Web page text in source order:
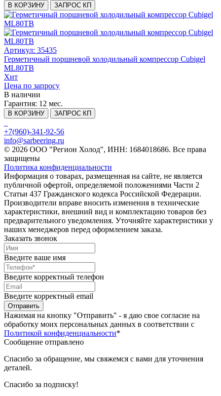
В КОРЗИНУ ЗАПРОС КП
Артикул: 35435
Герметичный поршневой холодильный компрессор Cubigel
ML80TB
Хит
Цена по запросу
В наличии
Гарантия: 12 мес.
В КОРЗИНУ ЗАПРОС КП
+7(960)-341-92-56
info@sarbeering.ru
© 2026 ООО "Регион Холод", ИНН: 1684018686. Все права
защищены
Политика конфиденциальности
Информация о товарах, размещенная на сайте, не является
публичной офертой, определяемой положениями Части 2
Статьи 437 Гражданского кодекса Российской Федерации.
Производители вправе вносить изменения в технические
характеристики, внешний вид и комплектацию товаров без
предварительного уведомления. Уточняйте характеристики у
наших менеджеров перед оформлением заказа.
Заказать звонок
Введите ваше имя
Введите корректный телефон
Введите корректный email
Отправить
Нажимая на кнопку "Отправить" - я даю свое согласие на
обработку моих персональных данных в соответствии с
Политикой конфиденциальности*
Сообщение отправлено
Спасибо за обращение, мы свяжемся с вами для уточнения
деталей.
Спасибо за подписку!